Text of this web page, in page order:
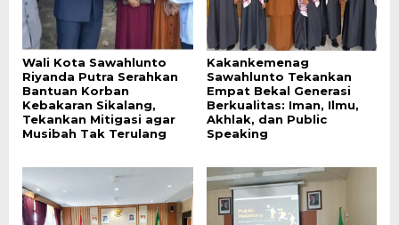
Wali Kota Sawahlunto
Riyanda Putra Serahkan
Bantuan Korban
Kebakaran Sikalang,
Tekankan Mitigasi agar
Musibah Tak Terulang
Kakankemenag
Sawahlunto Tekankan
Empat Bekal Generasi
Berkualitas: Iman, Ilmu,
Akhlak, dan Public
Speaking